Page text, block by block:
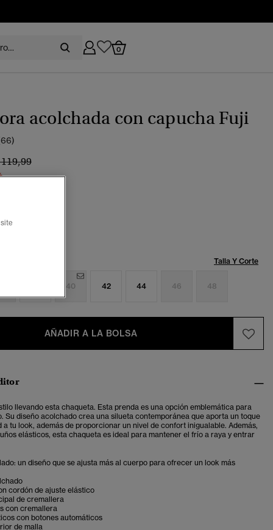
0
acolchada con capucha Fuji
rebajado de
a
Talla Y Corte
40 42 44 46 48
AÑADIR A LA BOLSA
llevando esta chaqueta. Esta prenda es una opción emblemática para
Su diseño acolchado crea una silueta contemporánea que aporta un toque
a tu look, además de proporcionar un nivel de confort inigualable. Además,
elásticos, esta chaqueta es ideal para mantener el frío a raya y entrar
un diseño que se ajusta más al cuerpo para ofrecer un look más
cordón de ajuste elástico
de cremallera
con cremallera
con botones automáticos
de malla